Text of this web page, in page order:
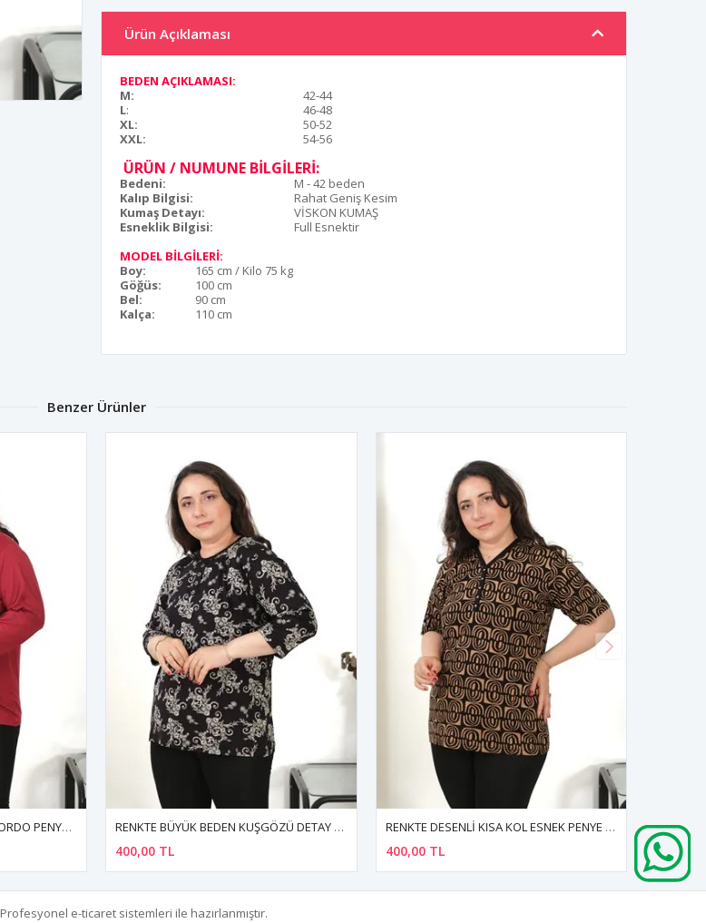
Ürün Açıklaması
BEDEN AÇIKLAMASI:
M:
42-44
L:
46-48
XL:
50-52
XXL:
54-56
ÜRÜN / NUMUNE BİLGİLERİ:
Bedeni:
M - 42 beden
Kalıp Bilgisi:
Rahat Geniş Kesim
Kumaş Detayı:
VİSKON KUMAŞ
Esneklik Bilgisi:
Full Esnektir
MODEL BİLGİLERİ:
Boy:
165 cm / Kilo 75 kg
Göğüs:
100 cm
Bel:
90 cm
Kalça:
110 cm
Benzer Ürünler
400,00 TL
RENKTE BÜYÜK BEDEN KUŞ TAŞLI MOR BLUZ
400,00 TL
Profesyonel e-ticaret sistemleri ile hazırlanmıştır.